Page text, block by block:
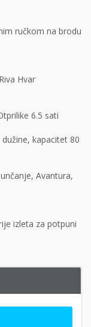
ručkom na brodu
Hvar
6.5 sati
kapacitet 80
Avantura,
izleta za potpuni